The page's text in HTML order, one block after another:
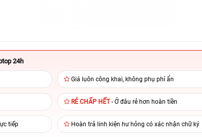
24h
Giá luôn công khai, không phụ phí ẩn
RẺ CHẤP HẾT- Ở đâu rẻ hơn hoàn tiền
tiếp Hoàn trả linh kiện hư hỏng có xác nhận chữ ký